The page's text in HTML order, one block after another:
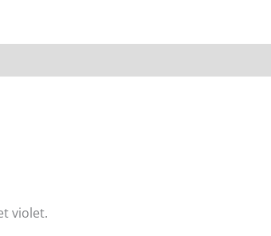
violet.